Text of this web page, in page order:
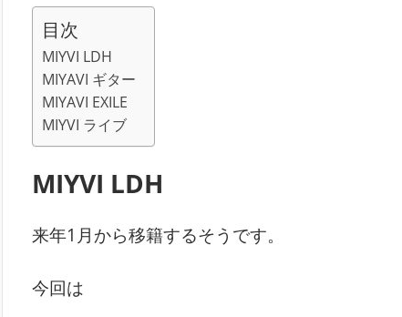
目次
MIYVI LDH
MIYAVI ギター
MIYAVI EXILE
MIYVI ライブ
MIYVI LDH
来年1月から移籍するそうです。
今回は